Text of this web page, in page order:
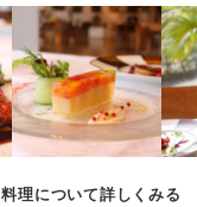
料理について詳しくみる